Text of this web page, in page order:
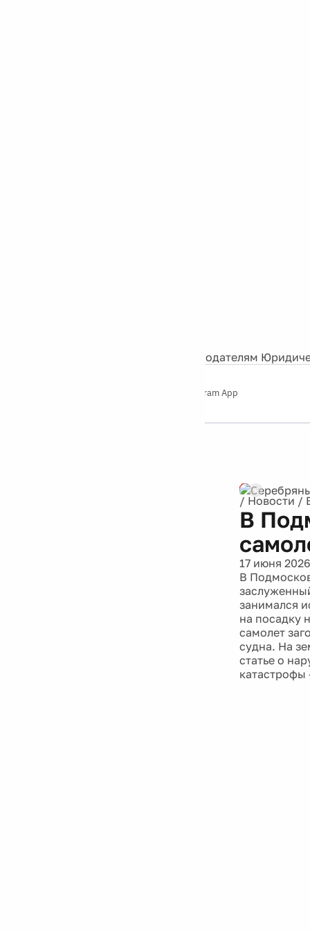
Рекламодателям
Telegram App
/ Новости /
В
17 июня 2026
В
занимался
на посадку
самолет
судна. На
статье о